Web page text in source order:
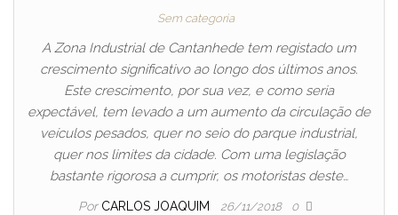
Sem categoria
A Zona Industrial de Cantanhede tem registado um
crescimento significativo ao longo dos últimos anos.
Este crescimento, por sua vez, e como seria
expectável, tem levado a um aumento da circulação de
veículos pesados, quer no seio do parque industrial,
quer nos limites da cidade. Com uma legislação
bastante rigorosa a cumprir, os motoristas deste…
Por CARLOS JOAQUIM 26/11/2018 0